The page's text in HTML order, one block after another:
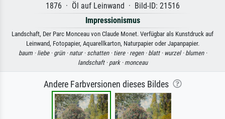
1876 · Öl auf Leinwand · Bild-ID: 21516
Impressionismus
Landschaft, Der Parc Monceau von Claude Monet. Verfügbar als Kunstdruck auf
Leinwand, Fotopapier, Aquarellkarton, Naturpapier oder Japanpapier.
baum · liebe · grün · natur · schatten · tiere · regen · blatt · wurzel · blumen ·
landschaft · park · monceau
Andere Farbversionen dieses Bildes